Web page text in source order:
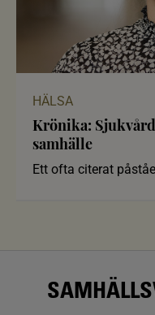
HÄLSA
Krönika:
samhälle
Ett ofta citerat